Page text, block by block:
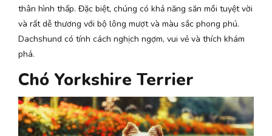
thân hình thấp. Đặc biệt, chúng có khả năng săn mồi tuyệt vời
và rất dễ thương với bộ lông mượt và màu sắc phong phú.
Dachshund có tính cách nghịch ngợm, vui vẻ và thích khám
phá.
Chó Yorkshire Terrier